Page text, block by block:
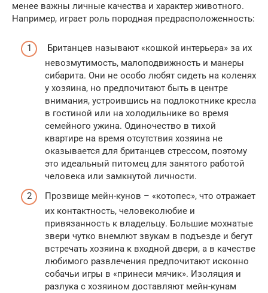
менее важны личные качества и характер животного.
Например, играет роль породная предрасположенность:
Британцев называют «кошкой интерьера» за их
невозмутимость, малоподвижность и манеры
сибарита. Они не особо любят сидеть на коленях
у хозяина, но предпочитают быть в центре
внимания, устроившись на подлокотнике кресла
в гостиной или на холодильнике во время
семейного ужина. Одиночество в тихой
квартире на время отсутствия хозяина не
оказывается для британцев стрессом, поэтому
это идеальный питомец для занятого работой
человека или замкнутой личности.
Прозвище мейн-кунов – «котопес», что отражает
их контактность, человеколюбие и
привязанность к владельцу. Большие мохнатые
звери чутко внемлют звукам в подъезде и бегут
встречать хозяина к входной двери, а в качестве
любимого развлечения предпочитают исконно
собачьи игры в «принеси мячик». Изоляция и
разлука с хозяином доставляют мейн-кунам